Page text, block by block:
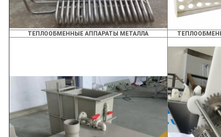
ТЕПЛООБМЕННЫЕ АППАРАТЫ МЕТАЛЛА